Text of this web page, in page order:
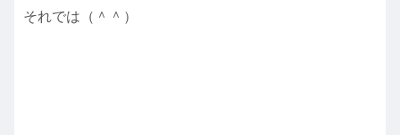
それでは（＾＾）